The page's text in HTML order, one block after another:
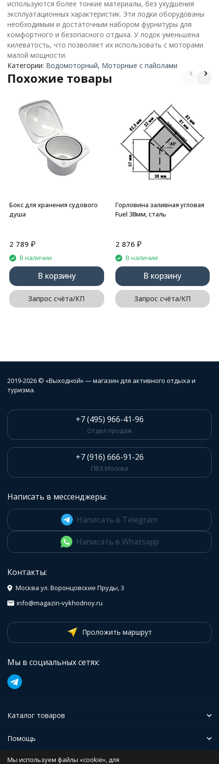
используются более тонкие материалы, без ухудшения
эксплуатационных характеристик. Эти лодки оборудованы
необходимым и достаточным набором фурнитуры для
комфортного и безопасного отдыха. У лодок уменьшена
килеватость, что позволяет их использовать с моторами
малой мощности.
Категории: Водомоторный, Моторные с пайолами
Похожие товары
Бокс для хранения судового
душа
2 789 ₽
В наличии
В корзину
Запрос счёта/КП
Горловина заливная угловая
Fuel 38мм, сталь
2 876 ₽
В наличии
В корзину
Запрос счёта/КП
2019-2026 © «Выходной» — магазин для активного отдыха и
туризма.
+7 (495) 966-41-96
Отдел продаж
+7 (916) 666-91-26
ПВЗ Москва
Написать в мессенджеры:
Написать в Telegram
Написать в Whatsapp
Контакты:
Москва ул. Воронцовские Пруды, 3
info@magazin-vykhodnoy.ru
Проложить маршрут
Мы в социальных сетях:
Каталог товаров
Помощь
Иформация
Мы используем файлы «cookie», для